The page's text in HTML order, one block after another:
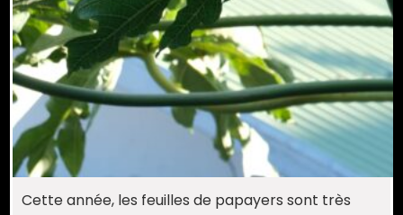
Cette année, les feuilles de papayers sont très